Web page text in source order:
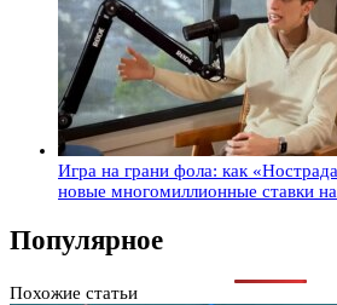
Игра на грани фола: как
новые многомиллионные ставки
Популярное
Похожие статьи